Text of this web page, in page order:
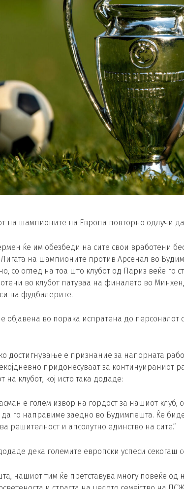
на шампионите на Европа повторно одлучи
ќе им обезбеди на сите свои вработени
на шампионите против Арсенал во
со оглед на тоа што клубот од Париз веќе го
во клубот патуваа на финалето во
на фудбалерите.
објавена во порака испратена до персоналот
достигнување е признание за напорната
придонесуваат за континуираниот
на клубот, кој исто така додаде:
е голем извор на гордост за нашиот
го направиме заедно во Будимпешта. Ќе
решителност и апсолутно единство на сите.“
дека големите европски успеси секогаш
нашиот тим ќе претставува многу повеќе од